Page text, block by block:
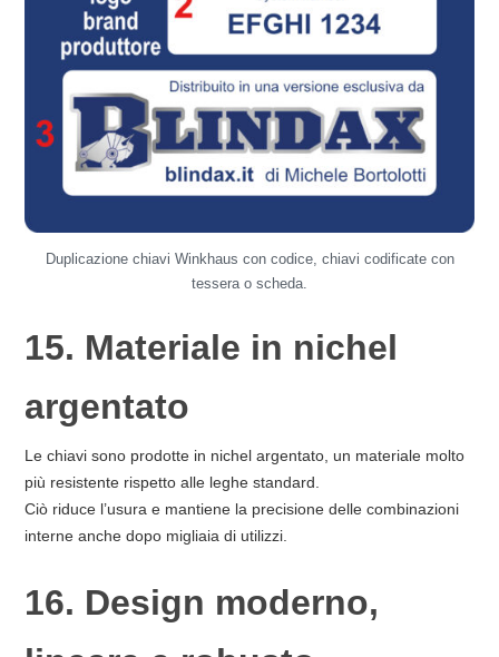
Duplicazione chiavi Winkhaus con codice, chiavi codificate con
tessera o scheda.
15. Materiale in nichel
argentato
Le chiavi sono prodotte in nichel argentato, un materiale molto
più resistente rispetto alle leghe standard.
Ciò riduce l’usura e mantiene la precisione delle combinazioni
interne anche dopo migliaia di utilizzi.
16. Design moderno,